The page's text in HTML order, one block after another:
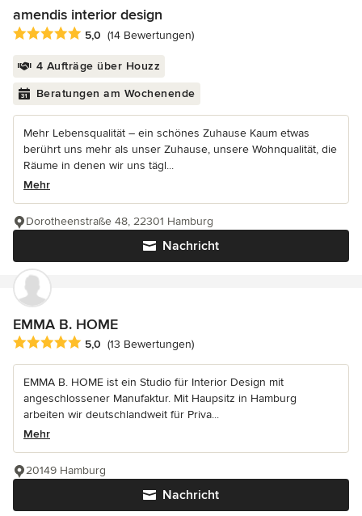
amendis interior design
Durchschnittliche Bewertung: 5 von 5 Sternen
5,0 (14 Bewertungen)
4 Aufträge über Houzz
Beratungen am Wochenende
Mehr Lebensqualität – ein schönes Zuhause Kaum etwas
berührt uns mehr als unser Zuhause, unsere Wohnqualität, die
Räume in denen wir uns tägl...
Mehr
Nachricht
Dorotheenstraße 48, 22301 Hamburg
EMMA B. HOME
Durchschnittliche Bewertung: 5 von 5 Sternen
5,0 (13 Bewertungen)
EMMA B. HOME ist ein Studio für Interior Design mit
angeschlossener Manufaktur. Mit Haupsitz in Hamburg
arbeiten wir deutschlandweit für Priva...
Mehr
Nachricht
20149 Hamburg